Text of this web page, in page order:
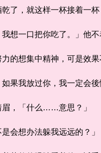
，就这样一杯接着一杯
一口把你吃了。」他不
想集中精神，可是效果
果我放过你，我一定会後
，「什么……意思？」
想办法躲我远远的？」